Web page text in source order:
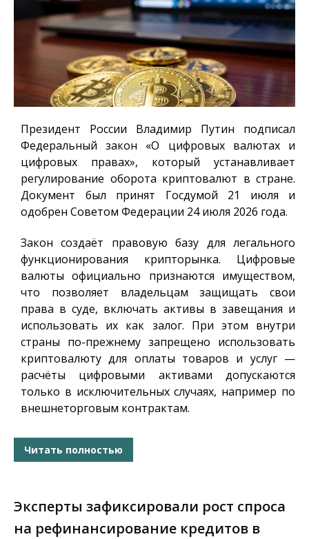
Президент России Владимир Путин подписал
Федеральный закон «О цифровых валютах и
цифровых правах», который устанавливает
регулирование оборота криптовалют в стране.
Документ был принят Госдумой 21 июля и
одобрен Советом Федерации 24 июля 2026 года.
Закон создаёт правовую базу для легального
функционирования крипторынка. Цифровые
валюты официально признаются имуществом,
что позволяет владельцам защищать свои
права в суде, включать активы в завещания и
использовать их как залог. При этом внутри
страны по-прежнему запрещено использовать
криптовалюту для оплаты товаров и услуг —
расчёты цифровыми активами допускаются
только в исключительных случаях, например по
внешнеторговым контрактам.
Читать полностью
Эксперты зафиксировали рост спроса
на рефинансирование кредитов в